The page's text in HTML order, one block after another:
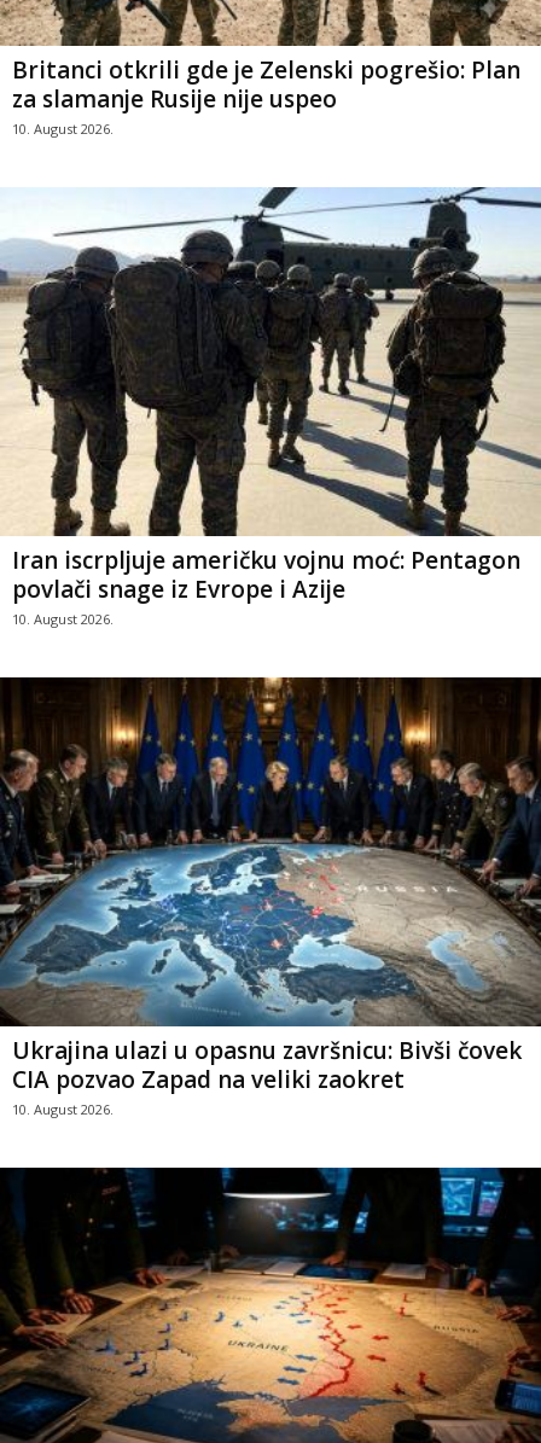
Britanci otkrili gde je Zelenski pogrešio: Plan
za slamanje Rusije nije uspeo
10. August 2026.
Iran iscrpljuje američku vojnu moć: Pentagon
povlači snage iz Evrope i Azije
10. August 2026.
Ukrajina ulazi u opasnu završnicu: Bivši čovek
CIA pozvao Zapad na veliki zaokret
10. August 2026.